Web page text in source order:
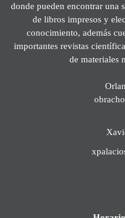
donde pueden encontrar una
de libros impresos y
conocimiento, además
importantes revistas
de materiales